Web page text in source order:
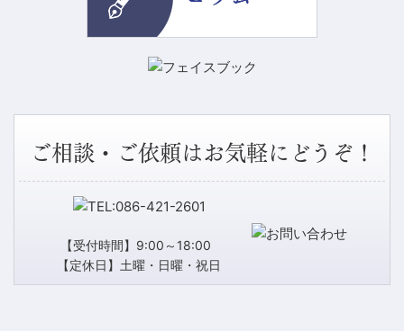
ご相談・ご依頼はお気軽にどうぞ！
【受付時間】9:00～18:00
【定休日】土曜・日曜・祝日